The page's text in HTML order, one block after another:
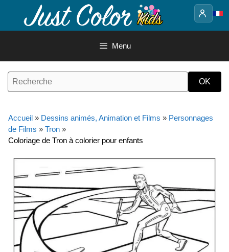
contenu
Menu
Accueil » Dessins animés, Animation et Films » Personnages
de Films » Tron »
Coloriage de Tron à colorier pour enfants